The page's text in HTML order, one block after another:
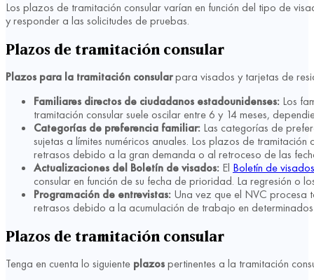
Los plazos de tramitación consular varían en función del tipo de
y responder a las solicitudes de pruebas.
Plazos de tramitación consular
Plazos para la tramitación consularpara visados y tarjetas de
Familiares directos de ciudadanos estadounidenses: Los
tramitación consular suele oscilar entre 6 y 14 meses,
Categorías de preferencia familiar: Las categorías de
sujetas a límites numéricos anuales. Los plazos de
retrasos debido a la gran demanda o al retroceso de las
Actualizaciones del Boletín de visados: El Boletín de visados
consular en función de su fecha de prioridad. La regresión o
Programación de entrevistas: Una vez que el NVC procesa
retrasos debido a la acumulación de trabajo en
Plazos de tramitación consular
Tenga en cuenta lo siguiente plazospertinentes a la tramitación